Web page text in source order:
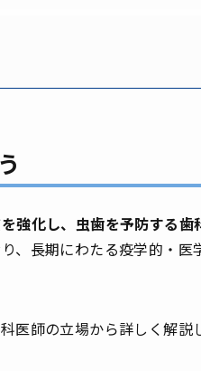
強化し、虫歯を予防する歯
、長期にわたる疫学的・医
師の立場から詳しく解説